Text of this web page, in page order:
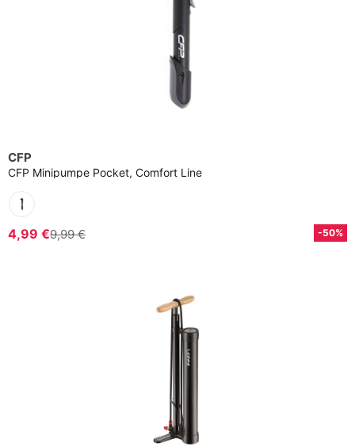
CFP
CFP Minipumpe Pocket, Comfort Line
4,99 €9,99 € -50%